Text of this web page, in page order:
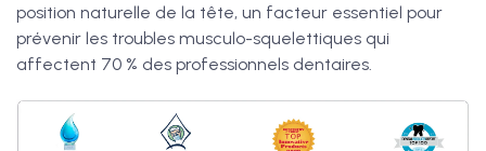
position naturelle de la tête, un facteur essentiel pour
prévenir les troubles musculo-squelettiques qui
affectent 70 % des professionnels dentaires.